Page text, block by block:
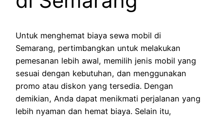
Untuk menghemat biaya sewa mobil di
Semarang, pertimbangkan untuk melakukan
pemesanan lebih awal, memilih jenis mobil yang
sesuai dengan kebutuhan, dan menggunakan
promo atau diskon yang tersedia. Dengan
demikian, Anda dapat menikmati perjalanan yang
lebih nyaman dan hemat biaya. Selain itu,